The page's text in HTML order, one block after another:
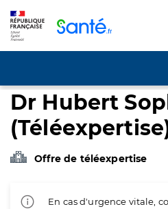
Dr Hubert
Offre de téléexpertise
En cas d'urgence vitale,